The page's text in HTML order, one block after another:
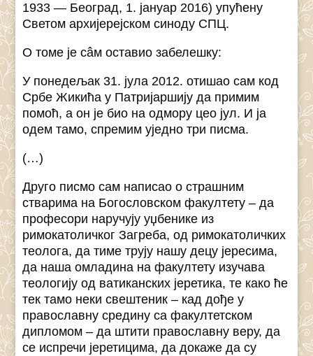
1933 — Београд, 1. јануар 2016) упућену
Светом архијерејском синоду СПЦ.
О томе је сâм оставио забелешку:
У понедељак 31. јула 2012. отишао сам код
Србе Жикића у Патријаршију да примим
помоћ, а он је био на одмору цео јул. И ја
одем тамо, спремим уједно три писма.
(…)
Друго писмо сам написао о страшним
стварима на Богословском факултету – да
професори наручују уџбенике из
римокатоличког Загреба, од римокатоличких
теолога, да тиме трују нашу децу јересима,
да наша омладина на факултету изучава
теологију од ватиканских јеретика, те како ће
тек тамо неки свештеник – кад дође у
православну средину са факултетском
дипломом – да штити православну веру, да
се испречи јеретицима, да докаже да су